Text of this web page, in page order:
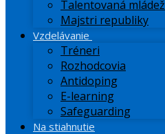
Talentovaná mládež
Majstri republiky
Vzdelávanie
Tréneri
Rozhodcovia
Antidoping
E-learning
Safeguarding
Na stiahnutie